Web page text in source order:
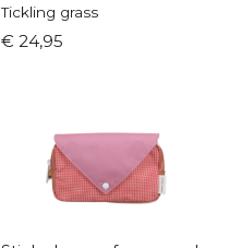
Tickling grass
€ 24,95